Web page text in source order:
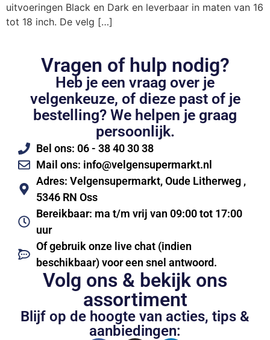
uitvoeringen Black en Dark en leverbaar in maten van 16
tot 18 inch. De velg […]
Vragen of hulp nodig?
Heb je een vraag over je
velgenkeuze, of dieze past of je
bestelling? We helpen je graag
persoonlijk.
Bel ons: 06 - 38 40 30 38
Mail ons: info@velgensupermarkt.nl
Adres: Velgensupermarkt, Oude Litherweg ,
5346 RN Oss
Bereikbaar: ma t/m vrij van 09:00 tot 17:00
uur
Of gebruik onze live chat (indien
beschikbaar) voor een snel antwoord.
Volg ons & bekijk ons
assortiment
Blijf op de hoogte van acties, tips &
aanbiedingen: